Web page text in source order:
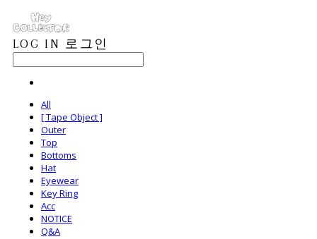
LOG IN 로그인
All
[ Tape Object ]
Outer
Top
Bottoms
Hat
Eyewear
Key Ring
Acc
NOTICE
Q&A